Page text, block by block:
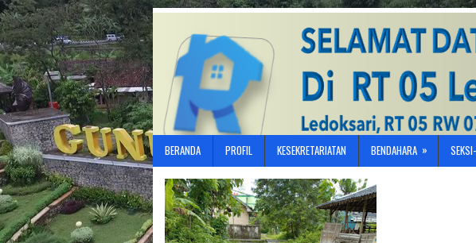
BERANDA PROFIL KESEKRETARIATAN BENDAHARA »